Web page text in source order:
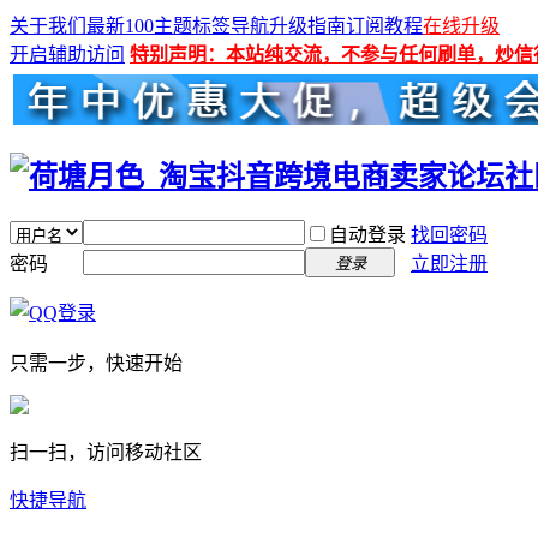
关于我们 最新100主题标签导航升级指南订阅教程在线升级
开启辅助访问 特别声明：本站纯交流，不参与任何刷单，炒信
自动登录 找回密码
密码
登录 立即注册
只需一步，快速开始
扫一扫，访问移动社区
快捷导航